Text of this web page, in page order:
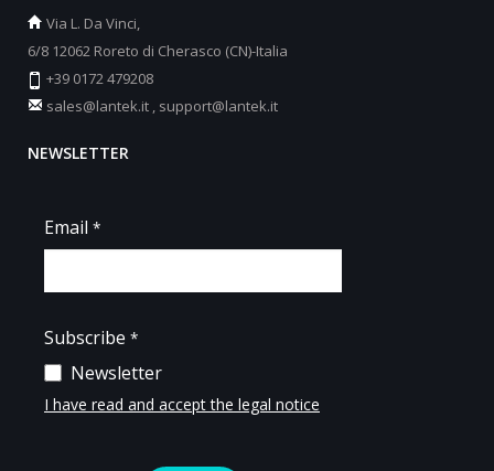
Via L. Da Vinci,
6/8 12062 Roreto di Cherasco (CN)-Italia
+39 0172 479208
sales@lantek.it , support@lantek.it
NEWSLETTER